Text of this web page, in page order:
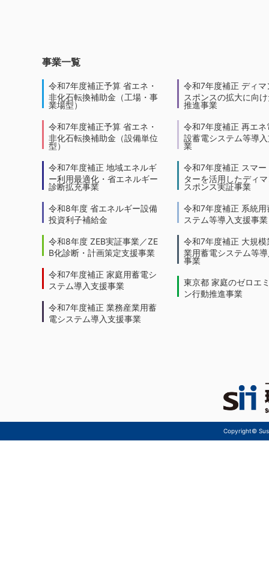
事業一覧
令和7年度補正予算 省エネ・
非化石転換補助金（工場・事
業場型）
令和7年度補正予算 省エネ・
非化石転換補助金（設備単位
型）
令和7年度補正 地域エネルギ
ー利用最適化・省エネルギー
診断拡充事業
令和8年度 省エネルギー設備
投資利子補給金
令和8年度 ZEB実証事業／ZE
B化診断・計画策定支援事業
令和7年度補正 家庭用蓄電シ
ステム導入支援事業
令和7年度補正 業務産業用蓄
電システム導入支援事業
令和7年度補正 ディマ
スポンスの拡大に向
推進事業
令和7年度補正 再エネ
設蓄電システム等導
業
令和7年度補正 スマー
ターを活用したディ
スポンス実証事業
令和7年度補正 系統用
ステム等導入支援事業
令和7年度補正 大規模
業用蓄電システム等
事業
東京都 家庭のゼロエ
ン行動推進事業
Copyright©